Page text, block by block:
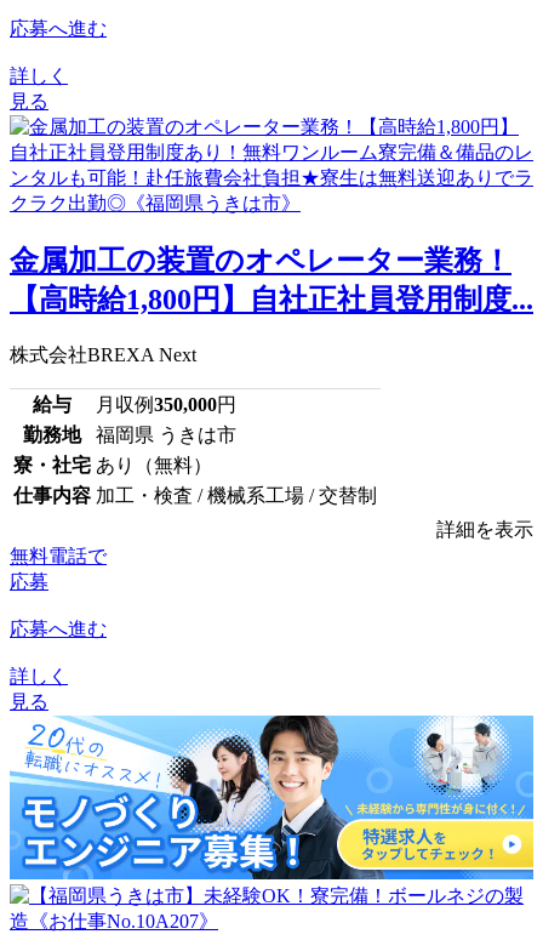
応募へ進む
詳しく
見る
金属加工の装置のオペレーター業務！
【高時給1,800円】自社正社員登用制度...
株式会社BREXA Next
給与 月収例350,000円
勤務地
福岡県 うきは市
寮・社宅 あり（無料）
仕事内容 加工・検査 / 機械系工場 / 交替制
詳細を表示
無料電話で
応募
応募へ進む
詳しく
見る